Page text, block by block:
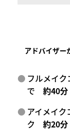
アドバイザー
フルメイ
で約40分
アイメイク
ク約20分